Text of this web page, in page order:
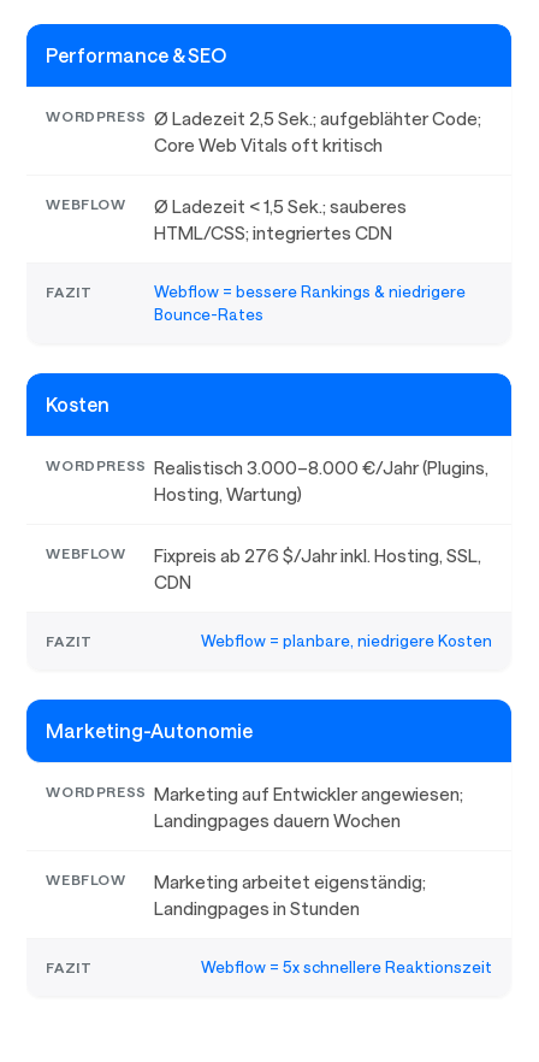
Performance & SEO
Ø Ladezeit 2,5 Sek.; aufgeblähter Code;
Core Web Vitals oft kritisch
Ø Ladezeit < 1,5 Sek.; sauberes
HTML/CSS; integriertes CDN
Webflow = bessere Rankings & niedrigere
Bounce-Rates
Kosten
Realistisch 3.000–8.000 €/Jahr (Plugins,
Hosting, Wartung)
Fixpreis ab 276 $/Jahr inkl. Hosting, SSL,
CDN
Webflow = planbare, niedrigere Kosten
Marketing-Autonomie
Marketing auf Entwickler angewiesen;
Landingpages dauern Wochen
Marketing arbeitet eigenständig;
Landingpages in Stunden
Webflow = 5x schnellere Reaktionszeit